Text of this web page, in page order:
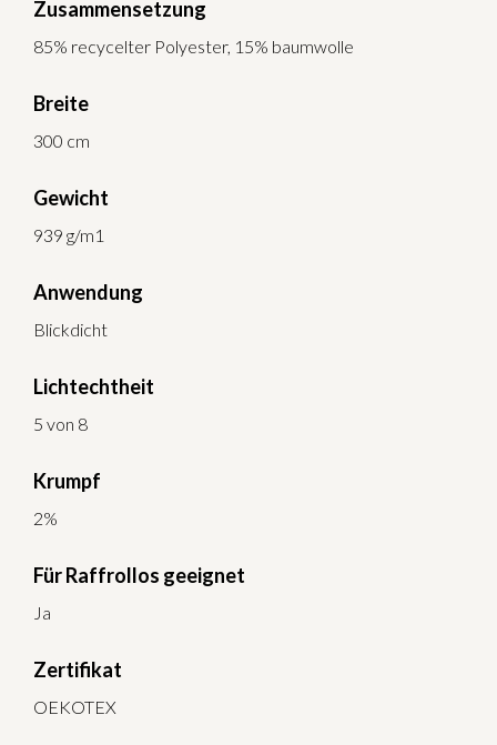
Zusammensetzung
85% recycelter Polyester, 15% baumwolle
Breite
300 cm
Gewicht
939 g/m1
Anwendung
Blickdicht
Lichtechtheit
5 von 8
Krumpf
2%
Für Raffrollos geeignet
Ja
Zertifikat
OEKOTEX